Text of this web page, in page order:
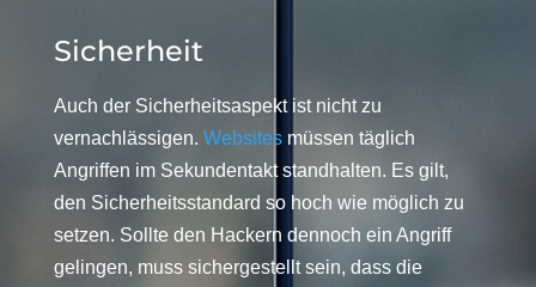
Sicherheit
Auch der Sicherheitsaspekt ist nicht zu
vernachlässigen. Websitesmüssen täglich
Angriffen im Sekundentakt standhalten. Es gilt,
den Sicherheitsstandard so hoch wie möglich zu
setzen. Sollte den Hackern dennoch ein Angriff
gelingen, muss sichergestellt sein, dass die